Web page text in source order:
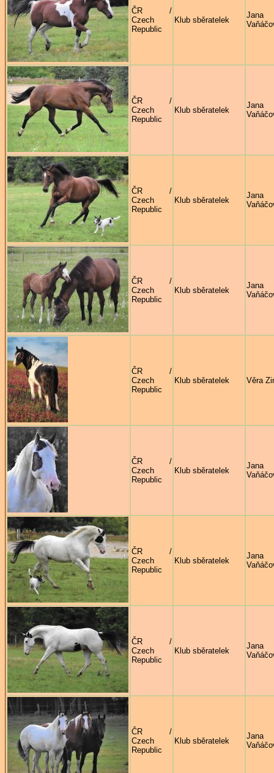
ČR /
Czech
Republic
Klub sběratelek
Jana
ČR /
Czech
Republic
Klub sběratelek
Jana
ČR /
Czech
Republic
Klub sběratelek
Jana
ČR /
Czech
Republic
Klub sběratelek
Jana
ČR /
Czech
Republic
Klub sběratelek Věra
ČR /
Czech
Republic
Klub sběratelek
Jana
ČR /
Czech
Republic
Klub sběratelek
Jana
ČR /
Czech
Republic
Klub sběratelek
Jana
ČR /
Czech
Republic
Klub sběratelek
Jana